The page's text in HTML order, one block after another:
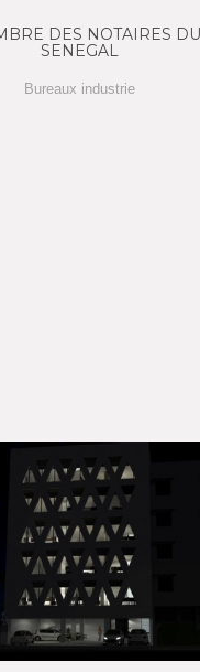
DES NOTAIRES DU
SENEGAL
Bureaux industrie